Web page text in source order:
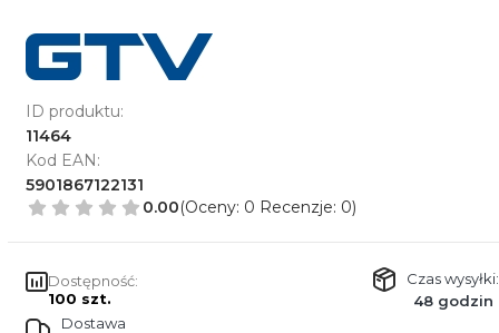
ID produktu:
11464
Kod EAN:
5901867122131
0.00(Oceny: 0 Recenzje: 0)
Dostępność:
100 szt.
Czas wysyłki:
48 godzin
Dostawa